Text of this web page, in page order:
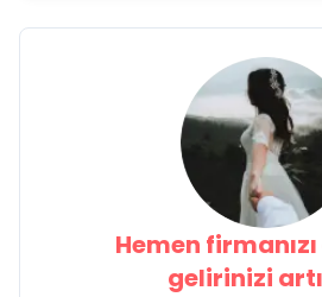
Hemen
gelirinizi